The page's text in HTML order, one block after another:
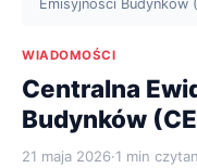
Emisyjności Budynków
WIADOMOŚCI
Centralna
Budynków
21 maja 2026·1 min